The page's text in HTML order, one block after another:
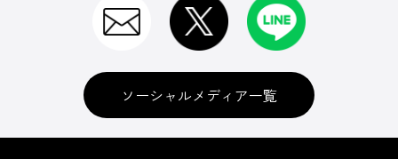
ソーシャルメディア一覧